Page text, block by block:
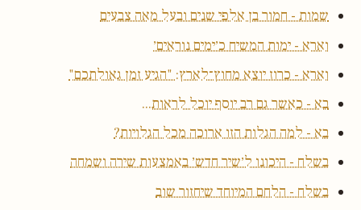
שמות - חמור בן אלפי שנים ובעל מאה צבעים
וארא - ימות המשיח כ׳ימים נוראים׳
וארא - כרוז יוצא מחוץ־לארץ: "הגיע זמן גאולתכם"
בא - כאשר גם רב יוסף יוכל לראות...
בא - למה הגלות הזו ארוכה מכל הגלויות?
בשלח - היכונו ל׳שיר חדש׳ באמצעות שירה ושמחה
בשלח - הלחם המיוחד שיחזור שוב